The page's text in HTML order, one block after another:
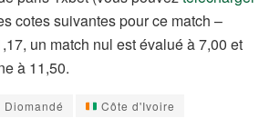
cotes suivantes pour ce match –
un match nul est évalué à 7,00 et
à 11,50.
Diomandé Côte d'Ivoire